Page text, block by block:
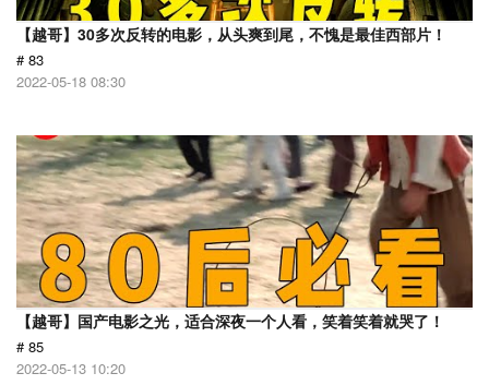
【越哥】30多次反转的电影，从头爽到尾，不愧是最佳西部片！
# 83
2022-05-18 08:30
【越哥】国产电影之光，适合深夜一个人看，笑着笑着就哭了！
# 85
2022-05-13 10:20